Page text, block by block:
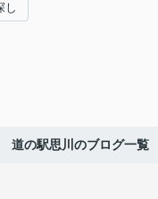
し
道の駅思川のブログ一覧